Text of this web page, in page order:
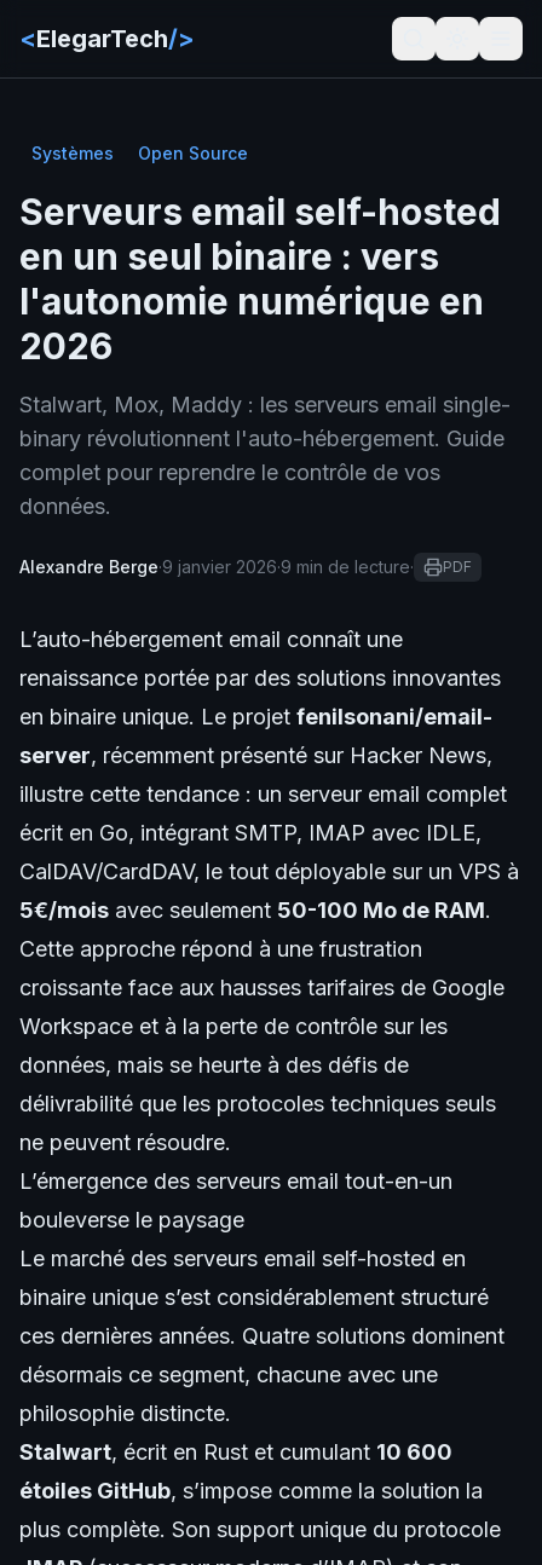
<ElegarTech/>
Systèmes Open Source
Serveurs email self-hosted
en un seul binaire : vers
l'autonomie numérique en
2026
Stalwart, Mox, Maddy : les serveurs email single-
binary révolutionnent l'auto-hébergement. Guide
complet pour reprendre le contrôle de vos
données.
Alexandre Berge·9 janvier 2026·9 min de lecture· PDF
L’auto-hébergement email connaît une
renaissance portée par des solutions innovantes
en binaire unique. Le projet fenilsonani/email-
server, récemment présenté sur Hacker News,
illustre cette tendance : un serveur email complet
écrit en Go, intégrant SMTP, IMAP avec IDLE,
CalDAV/CardDAV, le tout déployable sur un VPS à
5€/mois avec seulement 50-100 Mo de RAM.
Cette approche répond à une frustration
croissante face aux hausses tarifaires de Google
Workspace et à la perte de contrôle sur les
données, mais se heurte à des défis de
délivrabilité que les protocoles techniques seuls
ne peuvent résoudre.
L’émergence des serveurs email tout-en-un
bouleverse le paysage
Le marché des serveurs email self-hosted en
binaire unique s’est considérablement structuré
ces dernières années. Quatre solutions dominent
désormais ce segment, chacune avec une
philosophie distincte.
Stalwart, écrit en Rust et cumulant 10 600
étoiles GitHub, s’impose comme la solution la
plus complète. Son support unique du protocole